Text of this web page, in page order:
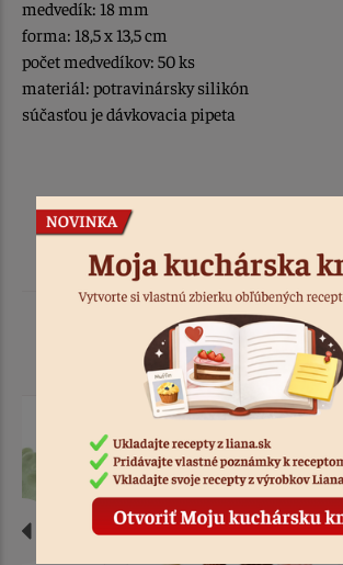
medvedík: 18 mm
forma: 18,5 x 13,5 cm
počet medvedíkov: 50 ks
materiál: potravinársky silikón
súčasťou je dávkovacia pipeta
Podobné produkty